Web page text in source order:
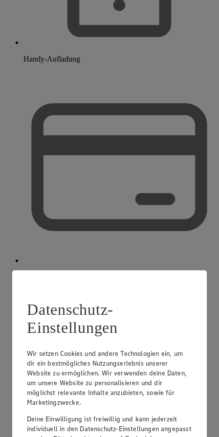
Handy-Aufladung
Datenschutz-
Einstellungen
Wir setzen Cookies und andere Technologien ein, um
dir ein bestmögliches Nutzungserlebnis unserer
Website zu ermöglichen. Wir verwenden deine Daten,
um unsere Website zu personalisieren und dir
möglichst relevante Inhalte anzubieten, sowie für
Marketingzwecke.
Deine Einwilligung ist freiwillig und kann jederzeit
individuell in den Datenschutz-Einstellungen angepasst